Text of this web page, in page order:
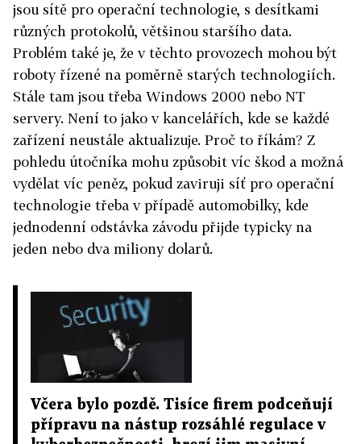
jsou sítě pro operační technologie, s desítkami
různých protokolů, většinou staršího data.
Problém také je, že v těchto provozech mohou být
roboty řízené na poměrně starých technologiích.
Stále tam jsou třeba Windows 2000 nebo NT
servery. Není to jako v kancelářích, kde se každé
zařízení neustále aktualizuje. Proč to říkám? Z
pohledu útočníka mohu způsobit víc škod a možná
vydělat víc peněz, pokud zaviruji síť pro operační
technologie třeba v případě automobilky, kde
jednodenní odstávka závodu přijde typicky na
jeden nebo dva miliony dolarů.
Včera bylo pozdě. Tisíce firem podceňují
přípravu na nástup rozsáhlé regulace v